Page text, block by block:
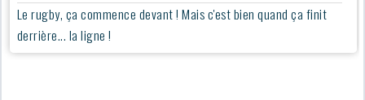
Le rugby, ça commence devant ! Mais c'est bien quand ça finit
derrière... la ligne !